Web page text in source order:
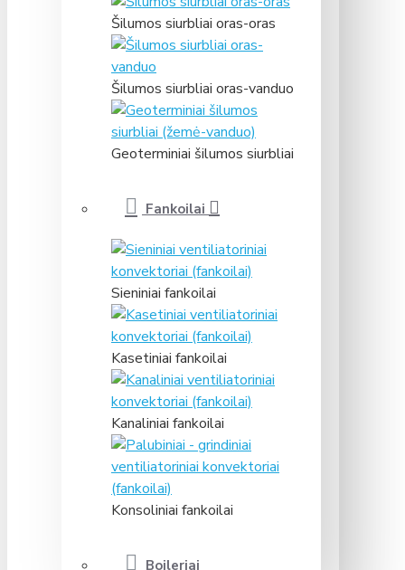
Šilumos siurbliai oras-oras
Šilumos siurbliai oras-vanduo
Geoterminiai šilumos siurbliai
Fankoilai
Sieniniai fankoilai
Kasetiniai fankoilai
Kanaliniai fankoilai
Konsoliniai fankoilai
Boileriai